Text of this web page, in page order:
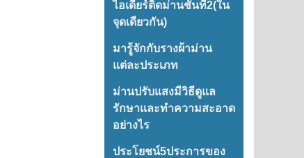
ไอเดียร์ติดม่านชั้นที่2(ใน
จุดเดียวกัน)
มารู้จักกับรางผ้าม่าน
แต่ละประเภท
ม่านปรับแสงมีวิธีดูแล
รักษาและทำความสะอาด
อย่างไร
ประโยชน์5ประการของ